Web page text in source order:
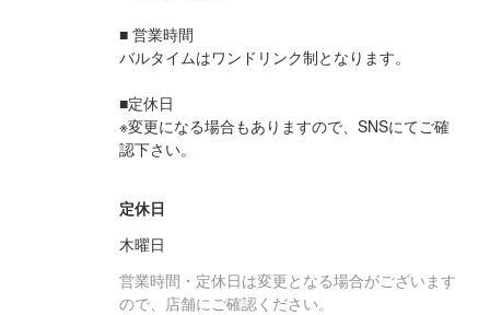
■ 営業時間
バルタイムはワンドリンク制となります。
■定休日
※変更になる場合もありますので、SNSにてご確
認下さい。
定休日
木曜日
営業時間・定休日は変更となる場合がございます
ので、店舗にご確認ください。
選考の流れ
応募後、原則3営業日以内にはご連絡致します。
その後面接となります。
お店の採用担当者からのメッセージ
少しでも興味をお持ちでしたら、お気軽にご応募ください。